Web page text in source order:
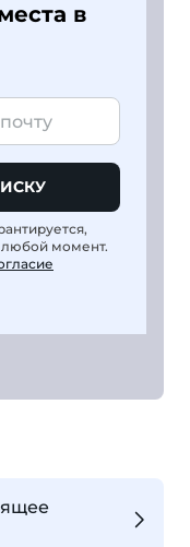
в
любой момент.